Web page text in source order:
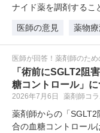
ナイド薬を調剤するこ
医師の意見
薬物
医師が回答！薬剤師のため
「術前にSGLT2阻
糖コントロール」
2026年7月6日 薬剤師コ
薬剤師からの「
合の血糖コントロール